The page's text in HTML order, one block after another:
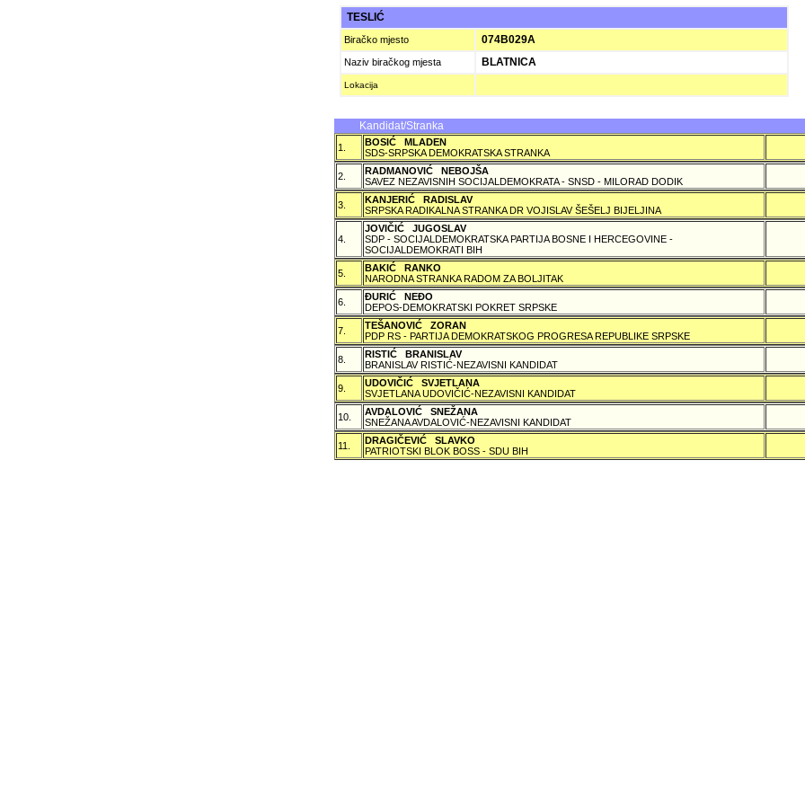
TESLIĆ
Biračko mjesto 074B029A
Naziv biračkog mjesta BLATNICA
Lokacija
Kandidat/Stranka
1.
BOSIĆ MLADEN
SDS-SRPSKA DEMOKRATSKA STRANKA
2.
RADMANOVIĆ NEBOJŠA
SAVEZ NEZAVISNIH SOCIJALDEMOKRATA - SNSD - MILORAD DODIK
3.
KANJERIĆ RADISLAV
SRPSKA RADIKALNA STRANKA DR VOJISLAV ŠEŠELJ BIJELJINA
4.
JOVIČIĆ JUGOSLAV
SDP - SOCIJALDEMOKRATSKA PARTIJA BOSNE I HERCEGOVINE -
SOCIJALDEMOKRATI BIH
5.
BAKIĆ RANKO
NARODNA STRANKA RADOM ZA BOLJITAK
6.
ÐURIĆ NEÐO
DEPOS-DEMOKRATSKI POKRET SRPSKE
7.
TEŠANOVIĆ ZORAN
PDP RS - PARTIJA DEMOKRATSKOG PROGRESA REPUBLIKE SRPSKE
8.
RISTIĆ BRANISLAV
BRANISLAV RISTIĆ-NEZAVISNI KANDIDAT
9.
UDOVIČIĆ SVJETLANA
SVJETLANA UDOVIČIĆ-NEZAVISNI KANDIDAT
10.
AVDALOVIĆ SNEŽANA
SNEŽANA AVDALOVIĆ-NEZAVISNI KANDIDAT
11.
DRAGIČEVIĆ SLAVKO
PATRIOTSKI BLOK BOSS - SDU BIH